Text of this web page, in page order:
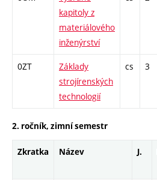
kapitoly z
materiálového
inženýrství
0ZT
Základy
strojírenských
technologií
cs 3
2. ročník, zimní semestr
Zkratka Název J.